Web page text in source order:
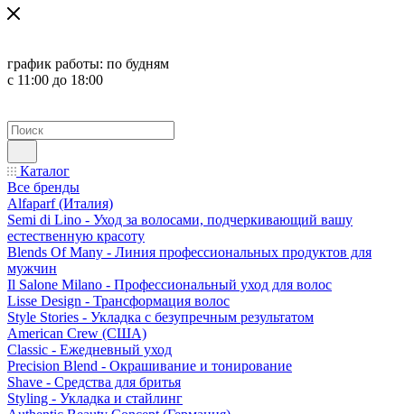
график работы: по будням
с 11:00 до 18:00
Каталог
Все бренды
Alfaparf (Италия)
Semi di Lino - Уход за волосами, подчеркивающий вашу
естественную красоту
Blends Of Many - Линия профессиональных продуктов для
мужчин
Il Salone Milano - Профессиональный уход для волос
Lisse Design - Трансформация волос
Style Stories - Укладка с безупречным результатом
American Crew (США)
Classic - Ежедневный уход
Precision Blend - Окрашивание и тонирование
Shave - Средства для бритья
Styling - Укладка и стайлинг